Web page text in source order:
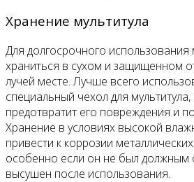
Хранение мультитула
Для долгосрочного использования
храниться в сухом и защищенном
лучей месте. Лучше всего
специальный чехол для
предотвратит его повреждения и
Хранение в условиях высокой
привести к коррозии
особенно если он не был
высушен после использования.